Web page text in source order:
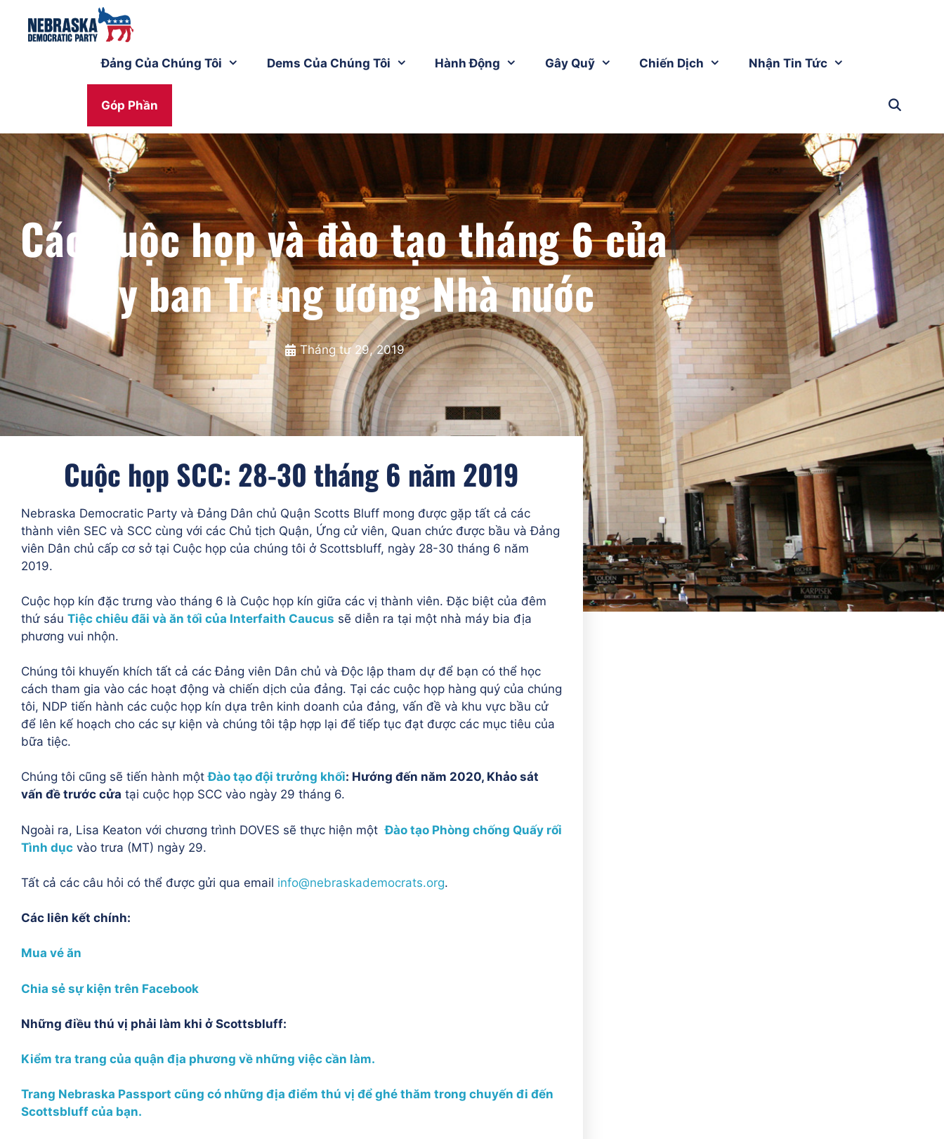
Đảng Của Chúng Tôi Dems Của Chúng Tôi Hành Động Gây Quỹ Chiến Dịch Nhận Tin Tức
Góp Phần
Các cuộc họp và đào tạo tháng 6 của
Ủy ban Trung ương Nhà nước
Tháng tư 29, 2019
Cuộc họp SCC: 28-30 tháng 6 năm 2019
Nebraska Democratic Party và Đảng Dân chủ Quận Scotts Bluff mong được gặp tất cả các
thành viên SEC và SCC cùng với các Chủ tịch Quận, Ứng cử viên, Quan chức được bầu và Đảng
viên Dân chủ cấp cơ sở tại Cuộc họp của chúng tôi ở Scottsbluff, ngày 28-30 tháng 6 năm
2019.
Cuộc họp kín đặc trưng vào tháng 6 là Cuộc họp kín giữa các vị thành viên. Đặc biệt của đêm
thứ sáu Tiệc chiêu đãi và ăn tối của Interfaith Caucus sẽ diễn ra tại một nhà máy bia địa
phương vui nhộn.
Chúng tôi khuyến khích tất cả các Đảng viên Dân chủ và Độc lập tham dự để bạn có thể học
cách tham gia vào các hoạt động và chiến dịch của đảng. Tại các cuộc họp hàng quý của chúng
tôi, NDP tiến hành các cuộc họp kín dựa trên kinh doanh của đảng, vấn đề và khu vực bầu cử
để lên kế hoạch cho các sự kiện và chúng tôi tập hợp lại để tiếp tục đạt được các mục tiêu của
bữa tiệc.
Chúng tôi cũng sẽ tiến hành mộtĐào tạo đội trưởng khối: Hướng đến năm 2020, Khảo sát
vấn đề trước cửa tại cuộc họp SCC vào ngày 29 tháng 6.
Ngoài ra, Lisa Keaton với chương trình DOVES sẽ thực hiện mộtĐào tạo Phòng chống Quấy rối
Tình dục vào trưa (MT) ngày 29.
Tất cả các câu hỏi có thể được gửi qua email info@nebraskademocrats.org.
Các liên kết chính:
Mua vé ăn
Chia sẻ sự kiện trên Facebook
Những điều thú vị phải làm khi ở Scottsbluff:
Kiểm tra trang của quận địa phương về những việc cần làm.
Trang Nebraska Passport cũng có những địa điểm thú vị để ghé thăm trong chuyến đi đến
Scottsbluff của bạn.